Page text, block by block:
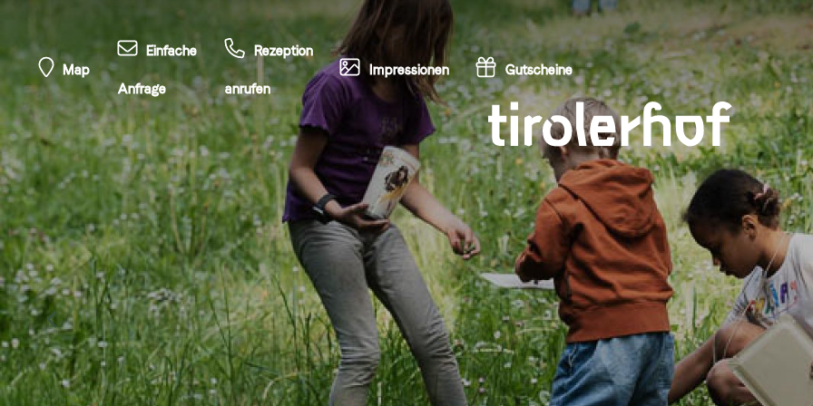
Map
Einfache
Anfrage
Rezeption
anrufen
Impressionen Gutscheine